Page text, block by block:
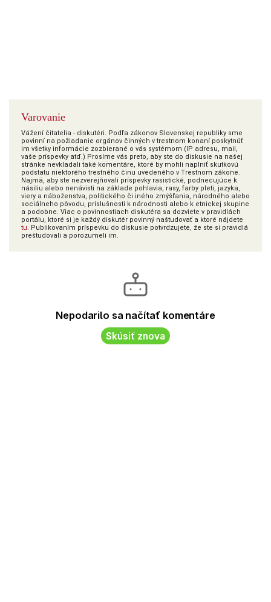
Varovanie
Vážení čitatelia - diskutéri. Podľa zákonov Slovenskej republiky sme
povinní na požiadanie orgánov činných v trestnom konaní poskytnúť
im všetky informácie zozbierané o vás systémom (IP adresu, mail,
vaše príspevky atď.) Prosíme vás preto, aby ste do diskusie na našej
stránke nevkladali také komentáre, ktoré by mohli naplniť skutkovú
podstatu niektorého trestného činu uvedeného v Trestnom zákone.
Najmä, aby ste nezverejňovali príspevky rasistické, podnecujúce k
násiliu alebo nenávisti na základe pohlavia, rasy, farby pleti, jazyka,
viery a náboženstva, politického či iného zmýšľania, národného alebo
sociálneho pôvodu, príslušnosti k národnosti alebo k etnickej skupine
a podobne. Viac o povinnostiach diskutéra sa dozviete v pravidlách
portálu, ktoré si je každý diskutér povinný naštudovať a ktoré nájdete
tu. Publikovaním príspevku do diskusie potvrdzujete, že ste si pravidlá
preštudovali a porozumeli im.